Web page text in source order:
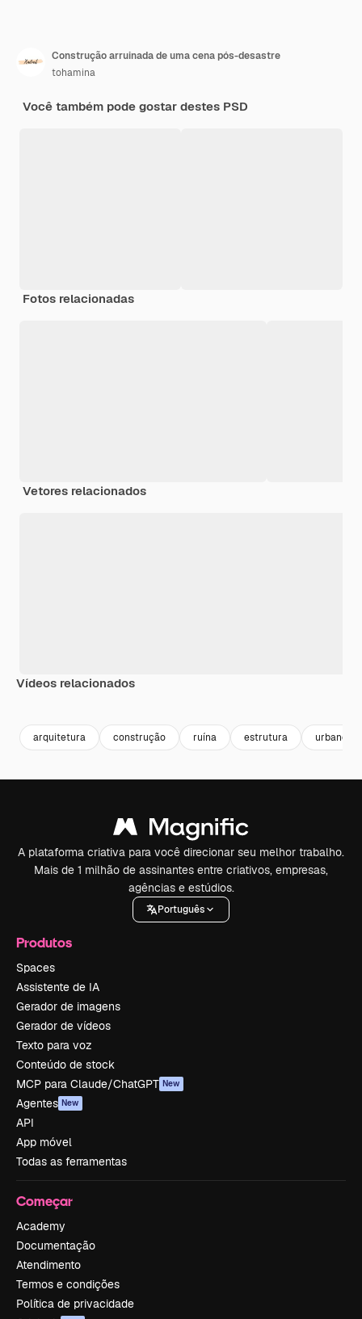
Construção arruinada de uma cena pós-desastre
tohamina
Você também pode gostar destes PSD
Fotos relacionadas
Vetores relacionados
Vídeos relacionados
arquitetura construção ruína estrutura urbano
A plataforma criativa para você direcionar seu melhor trabalho.
Mais de 1 milhão de assinantes entre criativos, empresas,
agências e estúdios.
Português
Produtos
Spaces
Assistente de IA
Gerador de imagens
Gerador de vídeos
Texto para voz
Conteúdo de stock
MCP para Claude/ChatGPT New
Agentes New
API
App móvel
Todas as ferramentas
Começar
Academy
Documentação
Atendimento
Termos e condições
Política de privacidade